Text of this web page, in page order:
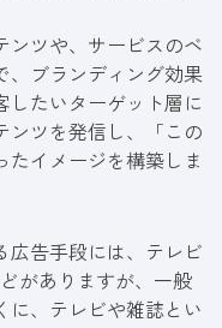
ンツや、サービスのベ
、ブランディング効果
したいターゲット層に
ンツを発信し、「この
イメージを構築しま
広告手段には、テレビ
がありますが、一般
に、テレビや雑誌とい